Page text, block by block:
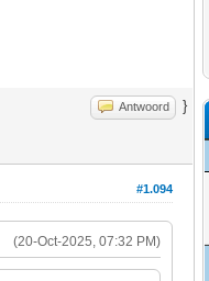
Antwoord }
#1.094
(20-Oct-2025, 07:32 PM)